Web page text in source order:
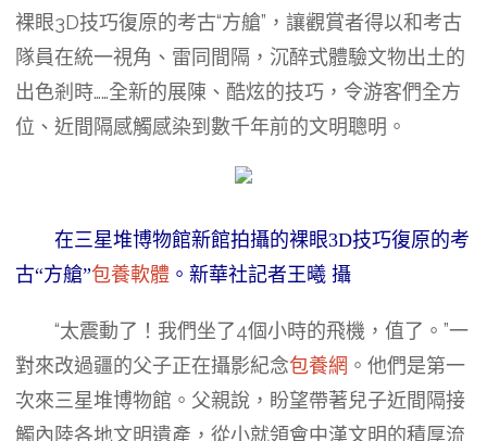
裸眼3D技巧復原的考古“方艙”，讓觀賞者得以和考古
隊員在統一視角、雷同間隔，沉醉式體驗文物出土的
出色剎時……全新的展陳、酷炫的技巧，令游客們全方
位、近間隔感觸感染到數千年前的文明聰明。
在三星堆博物館新館拍攝的裸眼3D技巧復原的考
古“方艙”包養軟體 。新華社記者王曦 攝
“太震動了！我們坐了4個小時的飛機，值了。”一
對來改過疆的父子正在攝影紀念包養網 。他們是第一
次來三星堆博物館。父親說，盼望帶著兒子近間隔接
觸內陸各地文明遺產，從小就領會中漢文明的積厚流